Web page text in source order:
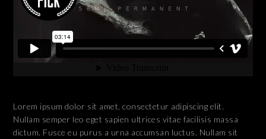
Lorem ipsum dolor sit amet, consectetur adipiscing elit.
Nullam semper leo eget sapien ultrices vitae facilisis massa
dictum. Fusce eu purus a urna accumsan luctus. Nullam sit